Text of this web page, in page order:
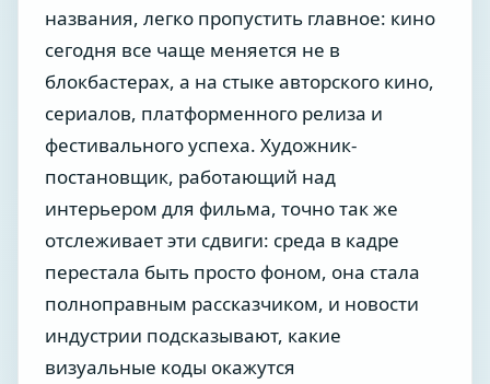
названия, легко пропустить главное: кино
сегодня все чаще меняется не в
блокбастерах, а на стыке авторского кино,
сериалов, платформенного релиза и
фестивального успеха. Художник-
постановщик, работающий над
интерьером для фильма, точно так же
отслеживает эти сдвиги: среда в кадре
перестала быть просто фоном, она стала
полноправным рассказчиком, и новости
индустрии подсказывают, какие
визуальные коды окажутся